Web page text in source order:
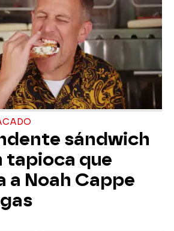
sándwich
tapioca que
a Noah Cappe